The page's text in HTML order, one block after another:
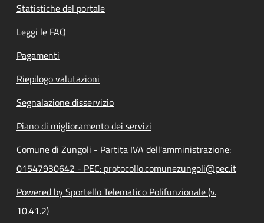
Statistiche del portale
Leggi le FAQ
Pagamenti
Riepilogo valutazioni
Segnalazione disservizio
Piano di miglioramento dei servizi
Comune di Zungoli - Partita IVA dell'amministrazione:
01547930642 - PEC: protocollo.comunezungoli@pec.it
Powered by Sportello Telematico Polifunzionale (v.
10.41.2)